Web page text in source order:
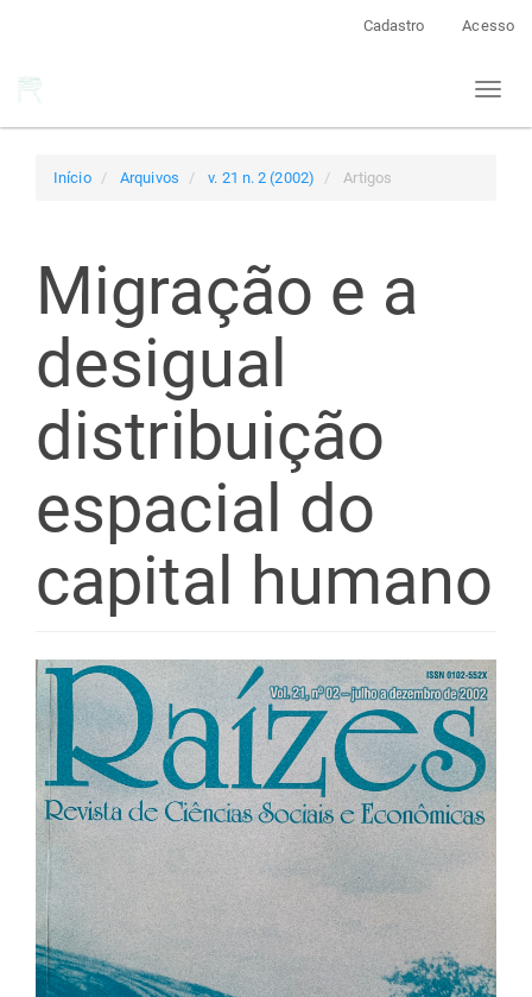
Cadastro Acesso
Toggle
Início Arquivos v. 21 n. 2 (2002) Artigos
Migração e a
desigual
distribuição
espacial do
capital humano
Barra
lateral
de
artigos